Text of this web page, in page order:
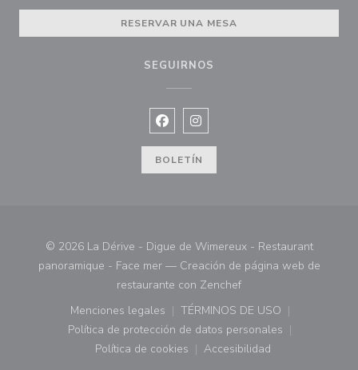
RESERVAR UNA MESA
SEGUIRNOS
Facebook ((abre en una nueva
Instagram ((abre en una
BOLETÍN
© 2026 La Dérive - Digue de Wimereux - Restaurant
panoramique - Face mer — Creación de página web de
restaurante con Zenchef((abre en una nueva
Menciones legales
((abre en una nueva ventana))
TÉRMINOS DE USO
((abre en una nueva
Política de protección de datos personales
((abre en una nueva ventana))
Política de cookies
((abre en una nueva ventana))
Accesibilidad
((abre en una nueva